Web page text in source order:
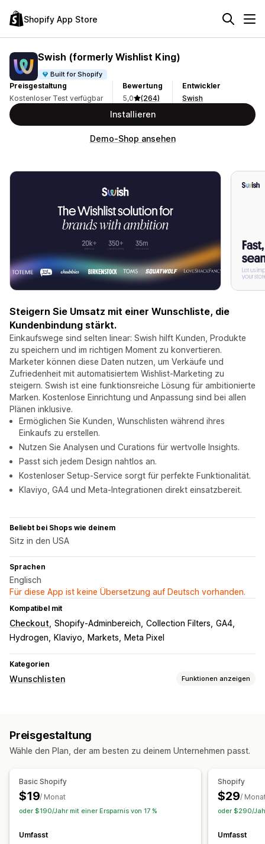
Shopify App Store
Swish (formerly Wishlist King)
Built for Shopify
Preisgestaltung
Kostenloser Test verfügbar
Bewertung
5,0
(264)
Entwickler
Swish
Installieren
Demo-Shop ansehen
Steigern Sie Umsatz mit einer Wunschliste, die
Kundenbindung stärkt.
Einkaufswege sind selten linear: Swish hilft Kunden, Produkte
zu speichern und im richtigen Moment zu konvertieren.
Marketer können diese Daten nutzen, um Verkäufe und
Zufriedenheit mit automatisiertem Wishlist-Marketing zu
steigern. Swish ist eine funktionsreiche Lösung für ambitionierte
Marken. Kostenlose Einrichtung und Anpassung sind bei allen
Plänen inklusive.
Ermöglichen Sie Kunden, Wunschlisten während ihres
Einkaufs zu erstellen.
Nutzen Sie Analysen und Curations für wertvolle Insights.
Passt sich jedem Design nahtlos an.
Kostenloser Setup-Service sorgt für perfekte Funktionalität.
Klaviyo, GA4 und Meta-Integrationen direkt einsatzbereit.
Beliebt bei Shops wie deinem
Sitz in den USA
Sprachen
Englisch
Für diese App ist keine Übersetzung auf Deutsch vorhanden.
Kompatibel mit
Checkout Shopify-Adminbereich Collection Filters GA4
Hydrogen
Klaviyo Markets Meta Pixel
Kategorien
Wunschlisten Funktionen anzeigen
Gast-Wunschliste
Mehrere Listen
In den Warenkorb
Conversion-Analysen
Preisgestaltung
Wähle den Plan, der am besten zu deinem Unternehmen passt.
Basic Shopify
$19/ Monat
oder $190/Jahr mit einer Ersparnis von 17 %
Umfasst
Shopify
$29/
oder $290/
Umfasst